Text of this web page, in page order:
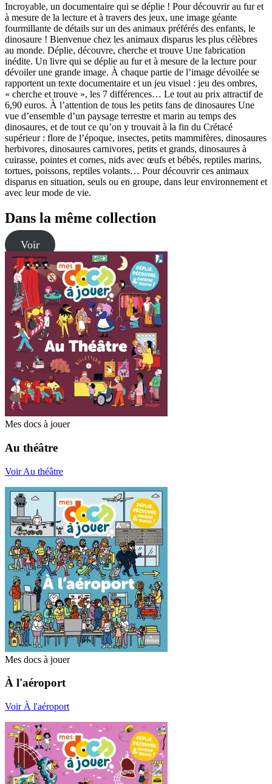
Incroyable, un documentaire qui se déplie ! Pour découvrir au fur et
à mesure de la lecture et à travers des jeux, une image géante
fourmillante de détails sur un des animaux préférés des enfants, le
dinosaure ! Bienvenue chez les animaux disparus les plus célèbres
au monde. Déplie, découvre, cherche et trouve Une fabrication
inédite. Un livre qui se déplie au fur et à mesure de la lecture pour
dévoiler une grande image. À chaque partie de l’image dévoilée se
rapportent un texte documentaire et un jeu visuel : jeu des ombres,
« cherche et trouve », les 7 différences… Le tout au prix attractif de
6,90 euros. À l’attention de tous les petits fans de dinosaures Une
vue d’ensemble d’un paysage terrestre et marin au temps des
dinosaures, et de tout ce qu’on y trouvait à la fin du Crétacé
supérieur : flore de l’époque, insectes, petits mammifères, dinosaures
herbivores, dinosaures carnivores, petits et grands, dinosaures à
cuirasse, pointes et cornes, nids avec œufs et bébés, reptiles marins,
tortues, poissons, reptiles volants… Pour découvrir ces animaux
disparus en situation, seuls ou en groupe, dans leur environnement et
avec leur mode de vie.
Dans la même collection
Voir
Mes docs à jouer
Au théâtre
Voir Au théâtre
Mes docs à jouer
À l'aéroport
Voir À l'aéroport